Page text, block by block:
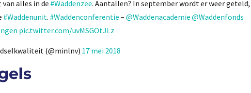
alles in de #Waddenzee. Aantallen? In september wordt er weer
#Waddenunit. #Waddenconferentie – @Waddenacademie @Waddenfonds
pic.twitter.com/uvMSGOtJLz
(@minlnv) 17 mei 2018